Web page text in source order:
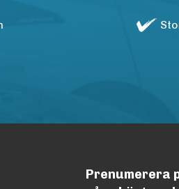
Prenumerera